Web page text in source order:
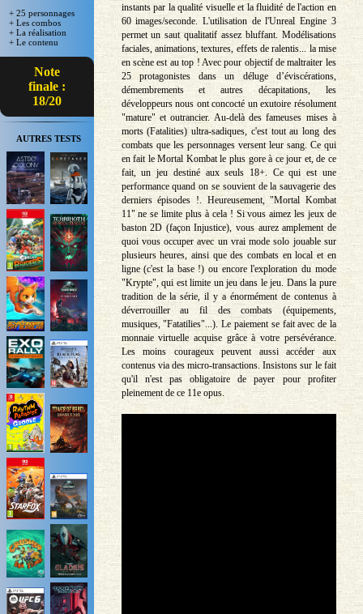
+ 25 personnages
+ Les combos
+ La réalisation
+ Le contenu
Note
finale :
18/20
AUTRES TESTS
instants par la qualité visuelle et la fluidité de l'action en
60 images/seconde. L'utilisation de l'Unreal Engine 3
permet un saut qualitatif assez bluffant. Modélisations
faciales, animations, textures, effets de ralentis... la mise
en scène est au top ! Avec pour objectif de maltraiter les
25 protagonistes dans un déluge d’éviscérations,
démembrements et autres décapitations, les
développeurs nous ont concocté un exutoire résolument
"mature" et outrancier. Au-delà des fameuses mises à
morts (Fatalities) ultra-sadiques, c'est tout au long des
combats que les personnages versent leur sang. Ce qui
en fait le Mortal Kombat le plus gore à ce jour et, de ce
fait, un jeu destiné aux seuls 18+. Ce qui est une
performance quand on se souvient de la sauvagerie des
derniers épisodes !. Heureusement, "Mortal Kombat
11" ne se limite plus à cela ! Si vous aimez les jeux de
baston 2D (façon Injustice), vous aurez amplement de
quoi vous occuper avec un vrai mode solo jouable sur
plusieurs heures, ainsi que des combats en local et en
ligne (c'est la base !) ou encore l'exploration du mode
"Krypte", qui est limite un jeu dans le jeu. Dans la pure
tradition de la série, il y a énormément de contenus à
déverrouiller au fil des combats (équipements,
musiques, "Fatatilies"...). Le paiement se fait avec de la
monnaie virtuelle acquise grâce à votre persévérance.
Les moins courageux peuvent aussi accéder aux
contenus via des micro-transactions. Insistons sur le fait
qu'il n'est pas obligatoire de payer pour profiter
pleinement de ce 11e opus.